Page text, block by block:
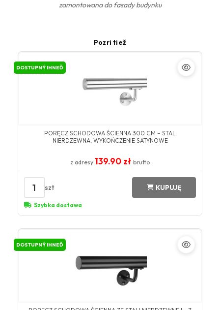
zamontowana do fasady budynku
Pozri tiež
DOSTUPNÝ IHNEĎ
PORĘCZ SCHODOWA ŚCIENNA 300 CM – STAL
NIERDZEWNA, WYKOŃCZENIE SATYNOWE
z adresy 139.90 zł brutto
1 szt KUPUJĘ
Szybka dostawa
DOSTUPNÝ IHNEĎ